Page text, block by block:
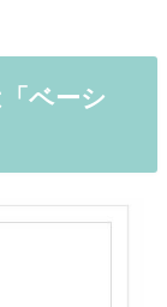
ベーシ